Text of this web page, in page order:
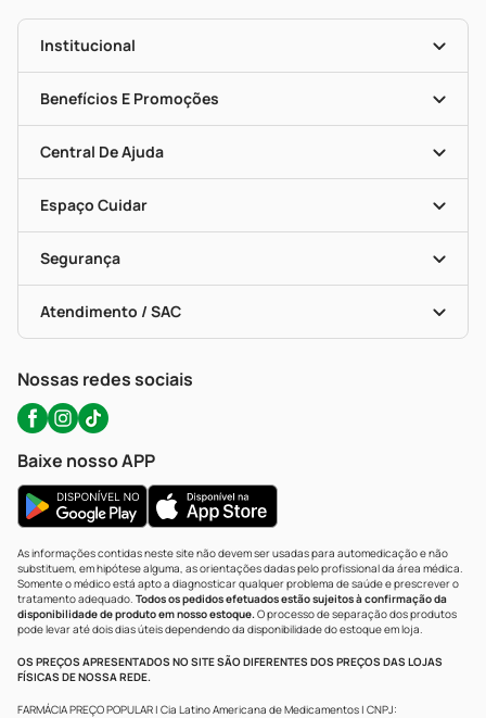
Institucional
História
Nossas Lojas
Mapa De Categorias
Blog Da PP
Seja Uma Loja Parceira
Benefícios E Promoções
Clube PP
Convênios
Programa Popular Do Brasil
Encarte De Ofertas
Dermaclub
Descontos De Laboratório (PBM)
Cupons E Ofertas
Central De Ajuda
Entrega
Recompra Programada
Compras Com Receita
Alomed (tele-Entrega)
Formas De Pagamento
Troca E Devolução
Bulas De A A Z
Políticas De Marketplace
Espaço Cuidar
Vacinas
Serviços Farmacêuticos
Testes Rápidos
Autoteste Covid-19
Segurança
Certificado De Segurança
Portal Da Privacidade
Atendimento / SAC
WhatsApp (47) 9202-1687
Nossas redes sociais
Baixe nosso APP
As informações contidas neste site não devem ser usadas para automedicação e não
substituem, em hipótese alguma, as orientações dadas pelo profissional da área médica.
Somente o médico está apto a diagnosticar qualquer problema de saúde e prescrever o
tratamento adequado. Todos os pedidos efetuados estão sujeitos à confirmação da
disponibilidade de produto em nosso estoque.O processo de separação dos produtos
pode levar até dois dias úteis dependendo da disponibilidade do estoque em loja.
OS PREÇOS APRESENTADOS NO SITE SÃO DIFERENTES DOS PREÇOS DAS LOJAS
FÍSICAS DE NOSSA REDE.
FARMÁCIA PREÇO POPULAR | Cia Latino Americana de Medicamentos | CNPJ: